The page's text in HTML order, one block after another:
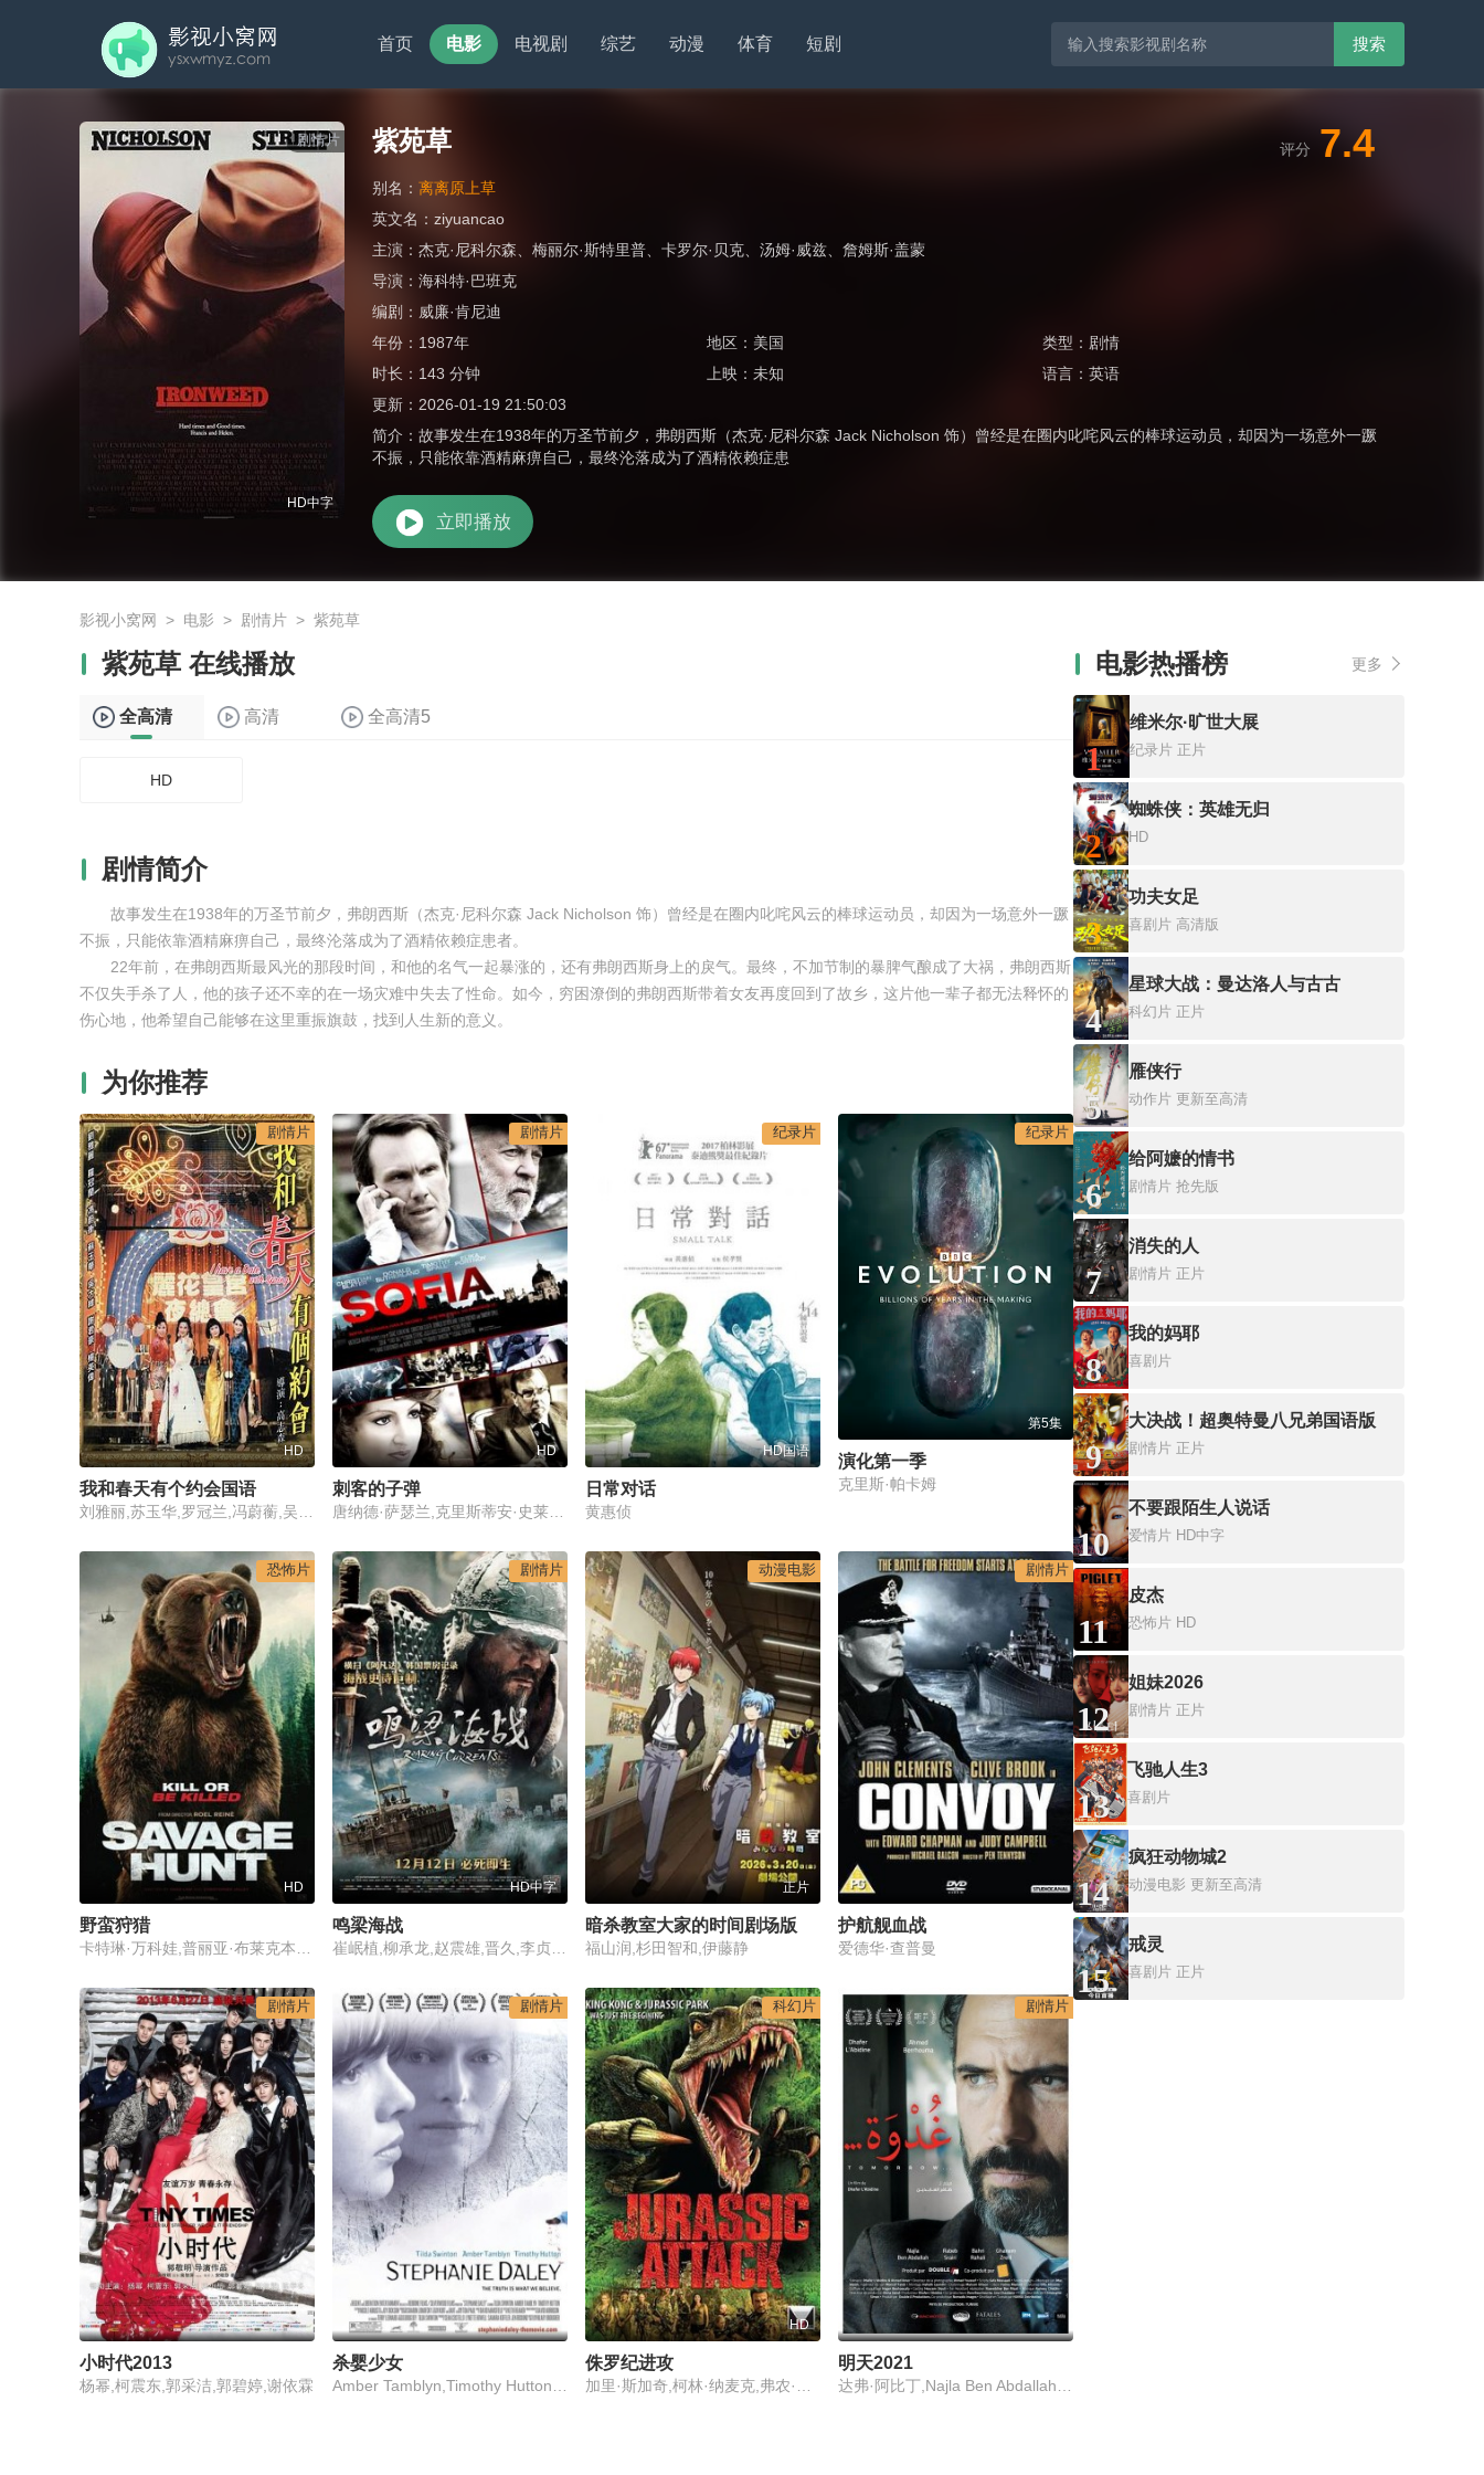
首页 电影 电视剧 综艺 动漫 体育 短剧 搜索
剧情片
HD中字
紫苑草
别名： 离离原上草
英文名： ziyuancao
主演： 杰克·尼科尔森 梅丽尔·斯特里普 卡罗尔·贝克 汤姆·威兹
詹姆斯·盖蒙
导演： 海科特·巴班克
编剧： 威廉·肯尼迪
年份： 1987年 地区： 美国 类型： 剧情
时长： 143 分钟 上映：未知 语言： 英语
更新： 2026-01-19 21:50:03
简介： 故事发生在1938年的万圣节前夕，弗朗西斯（杰克·尼科尔森 Jack Nicholson 饰）曾经是在圈内叱咤风云的棒球运动员，却因为一场意外一蹶
不振，只能依靠酒精麻痹自己，最终沦落成为了酒精依赖症患
评分 7.4
立即播放
影视小窝网 > 电影 > 剧情片 > 紫苑草
紫苑草 在线播放
全高清 高清 全高清5
HD
剧情简介
故事发生在1938年的万圣节前夕，弗朗西斯（杰克·尼科尔森 Jack Nicholson 饰）曾经是在圈内叱咤风云的棒球运动员，却因为一场意外一蹶
不振，只能依靠酒精麻痹自己，最终沦落成为了酒精依赖症患者。
22年前，在弗朗西斯最风光的那段时间，和他的名气一起暴涨的，还有弗朗西斯身上的戾气。最终，不加节制的暴脾气酿成了大祸，弗朗西斯
不仅失手杀了人，他的孩子还不幸的在一场灾难中失去了性命。如今，穷困潦倒的弗朗西斯带着女友再度回到了故乡，这片他一辈子都无法释怀的
伤心地，他希望自己能够在这里重振旗鼓，找到人生新的意义。
为你推荐
剧情片
HD
我和春天有个约会国语
剧情片
HD
刺客的子弹
纪录片
HD国语
日常对话
黄惠侦
纪录片
第5集
演化第一季
克里斯·帕卡姆
恐怖片
HD
野蛮狩猎
剧情片
HD中字
鸣梁海战
动漫电影
正片
暗杀教室大家的时间剧场版
福山润,杉田智和,伊藤静
剧情片
护航舰血战
爱德华·查普曼
剧情片
小时代2013
杨幂,柯震东,郭采洁,郭碧婷,谢依霖
剧情片
杀婴少女
科幻片
HD
侏罗纪进攻
剧情片
明天2021
电影热播榜 更多
1
维米尔·旷世大展
纪录片 正片
2
蜘蛛侠：英雄无归
HD
3
功夫女足
喜剧片 高清版
4
星球大战：曼达洛人与古古
科幻片 正片
5
雁侠行
动作片 更新至高清
6
给阿嬷的情书
剧情片 抢先版
7
消失的人
剧情片 正片
8
我的妈耶
喜剧片
9
大决战！超奥特曼八兄弟国语版
剧情片 正片
10
不要跟陌生人说话
爱情片 HD中字
11
皮杰
恐怖片 HD
12
姐妹2026
剧情片 正片
13
飞驰人生3
喜剧片
14
疯狂动物城2
动漫电影 更新至高清
15
戒灵
喜剧片 正片